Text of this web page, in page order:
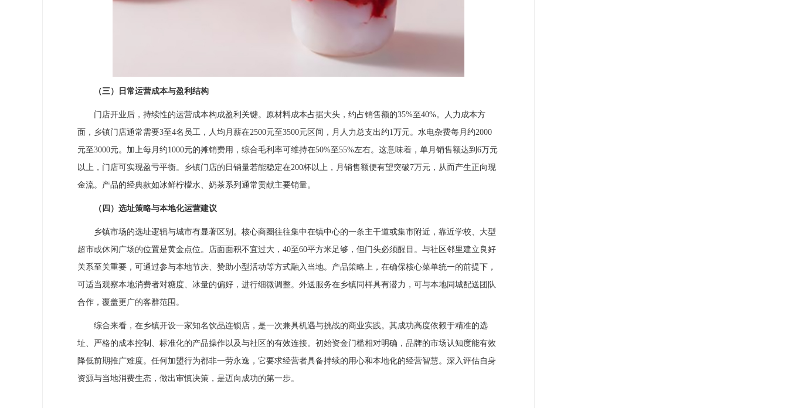
（三）日常运营成本与盈利结构
门店开业后，持续性的运营成本构成盈利关键。原材料成本占据大头，约占销售额的35%至40%。人力成本方
面，乡镇门店通常需要3至4名员工，人均月薪在2500元至3500元区间，月人力总支出约1万元。水电杂费每月约2000
元至3000元。加上每月约1000元的摊销费用，综合毛利率可维持在50%至55%左右。这意味着，单月销售额达到6万元
以上，门店可实现盈亏平衡。乡镇门店的日销量若能稳定在200杯以上，月销售额便有望突破7万元，从而产生正向现
金流。产品的经典款如冰鲜柠檬水、奶茶系列通常贡献主要销量。
（四）选址策略与本地化运营建议
乡镇市场的选址逻辑与城市有显著区别。核心商圈往往集中在镇中心的一条主干道或集市附近，靠近学校、大型
超市或休闲广场的位置是黄金点位。店面面积不宜过大，40至60平方米足够，但门头必须醒目。与社区邻里建立良好
关系至关重要，可通过参与本地节庆、赞助小型活动等方式融入当地。产品策略上，在确保核心菜单统一的前提下，
可适当观察本地消费者对糖度、冰量的偏好，进行细微调整。外送服务在乡镇同样具有潜力，可与本地同城配送团队
合作，覆盖更广的客群范围。
综合来看，在乡镇开设一家知名饮品连锁店，是一次兼具机遇与挑战的商业实践。其成功高度依赖于精准的选
址、严格的成本控制、标准化的产品操作以及与社区的有效连接。初始资金门槛相对明确，品牌的市场认知度能有效
降低前期推广难度。任何加盟行为都非一劳永逸，它要求经营者具备持续的用心和本地化的经营智慧。深入评估自身
资源与当地消费生态，做出审慎决策，是迈向成功的第一步。